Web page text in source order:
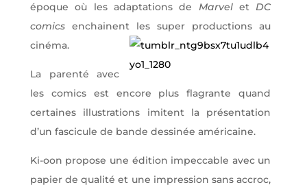
époque où les adaptations de MarveletDC
comicsenchainent les super productions au
cinéma.
La parenté avec
les comics est encore plus flagrante quand
certaines illustrations imitent la présentation
d’un fascicule de bande dessinée américaine.
Ki-oon propose une édition impeccable avec un
papier de qualité et une impression sans accroc,